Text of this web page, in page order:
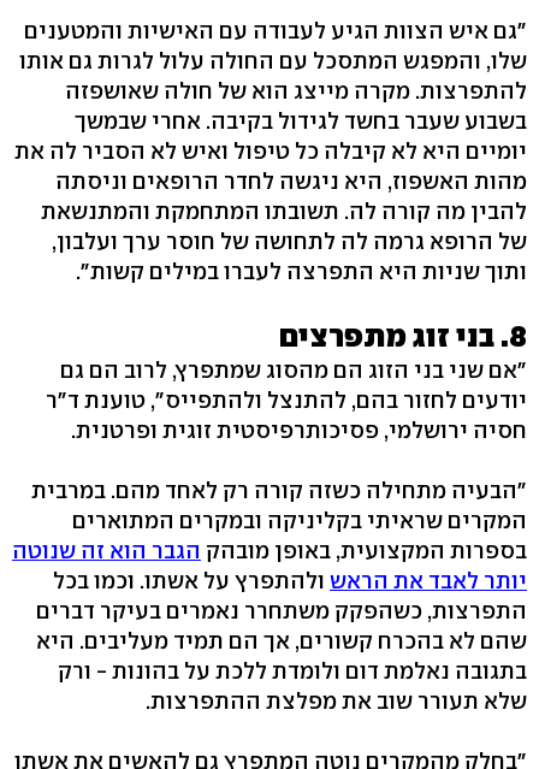
"גם איש הצוות הגיע לעבודה עם האישיות והמטענים
שלו, והמפגש המתסכל עם החולה עלול לגרות גם אותו
להתפרצות. מקרה מייצג הוא של חולה שאושפזה
בשבוע שעבר בחשד לגידול בקיבה. אחרי שבמשך
יומיים היא לא קיבלה כל טיפול ואיש לא הסביר לה את
מהות האשפוז, היא ניגשה לחדר הרופאים וניסתה
להבין מה קורה לה. תשובתו המתחמקת והמתנשאת
של הרופא גרמה לה לתחושה של חוסר ערך ועלבון,
ותוך שניות היא התפרצה לעברו במילים קשות‭."‬
8. בני זוג מתפרצים
"אם שני בני הזוג הם מהסוג שמתפרץ, לרוב הם גם
יודעים לחזור בהם, להתנצל ולהתפייס‭,"‬ טוענת ד"ר
חסיה ירושלמי, פסיכותרפיסטית זוגית ופרטנית.
"הבעיה מתחילה כשזה קורה רק לאחד מהם. במרבית
המקרים שראיתי בקליניקה ובמקרים המתוארים
בספרות המקצועית, באופן מובהק הגבר הוא זה שנוטה
יותר לאבד את הראש ולהתפרץ על אשתו. וכמו בכל
התפרצות, כשהפקק משתחרר נאמרים בעיקר דברים
שהם לא בהכרח קשורים, אך הם תמיד מעליבים. היא
בתגובה נאלמת דום ולומדת ללכת על בהונות - ורק
שלא תעורר שוב את מפלצת ההתפרצות.
"בחלק מהמקרים נוטה המתפרץ גם להאשים את אשתו